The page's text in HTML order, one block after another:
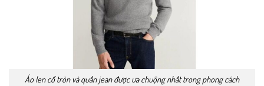
Áo len cổ tròn và quần jeanđược ưa chuộng nhất trong phong cách